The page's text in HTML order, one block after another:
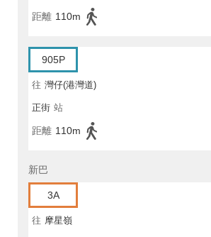
距離 110m
905P
往 灣仔(港灣道)
正街 站
距離 110m
新巴
3A
往 摩星嶺